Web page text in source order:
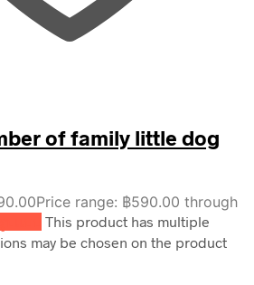
of family little dog
Price range: ฿590.00 through
This product has multiple
may be chosen on the product